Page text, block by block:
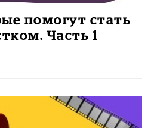
помогут стать
Часть 1